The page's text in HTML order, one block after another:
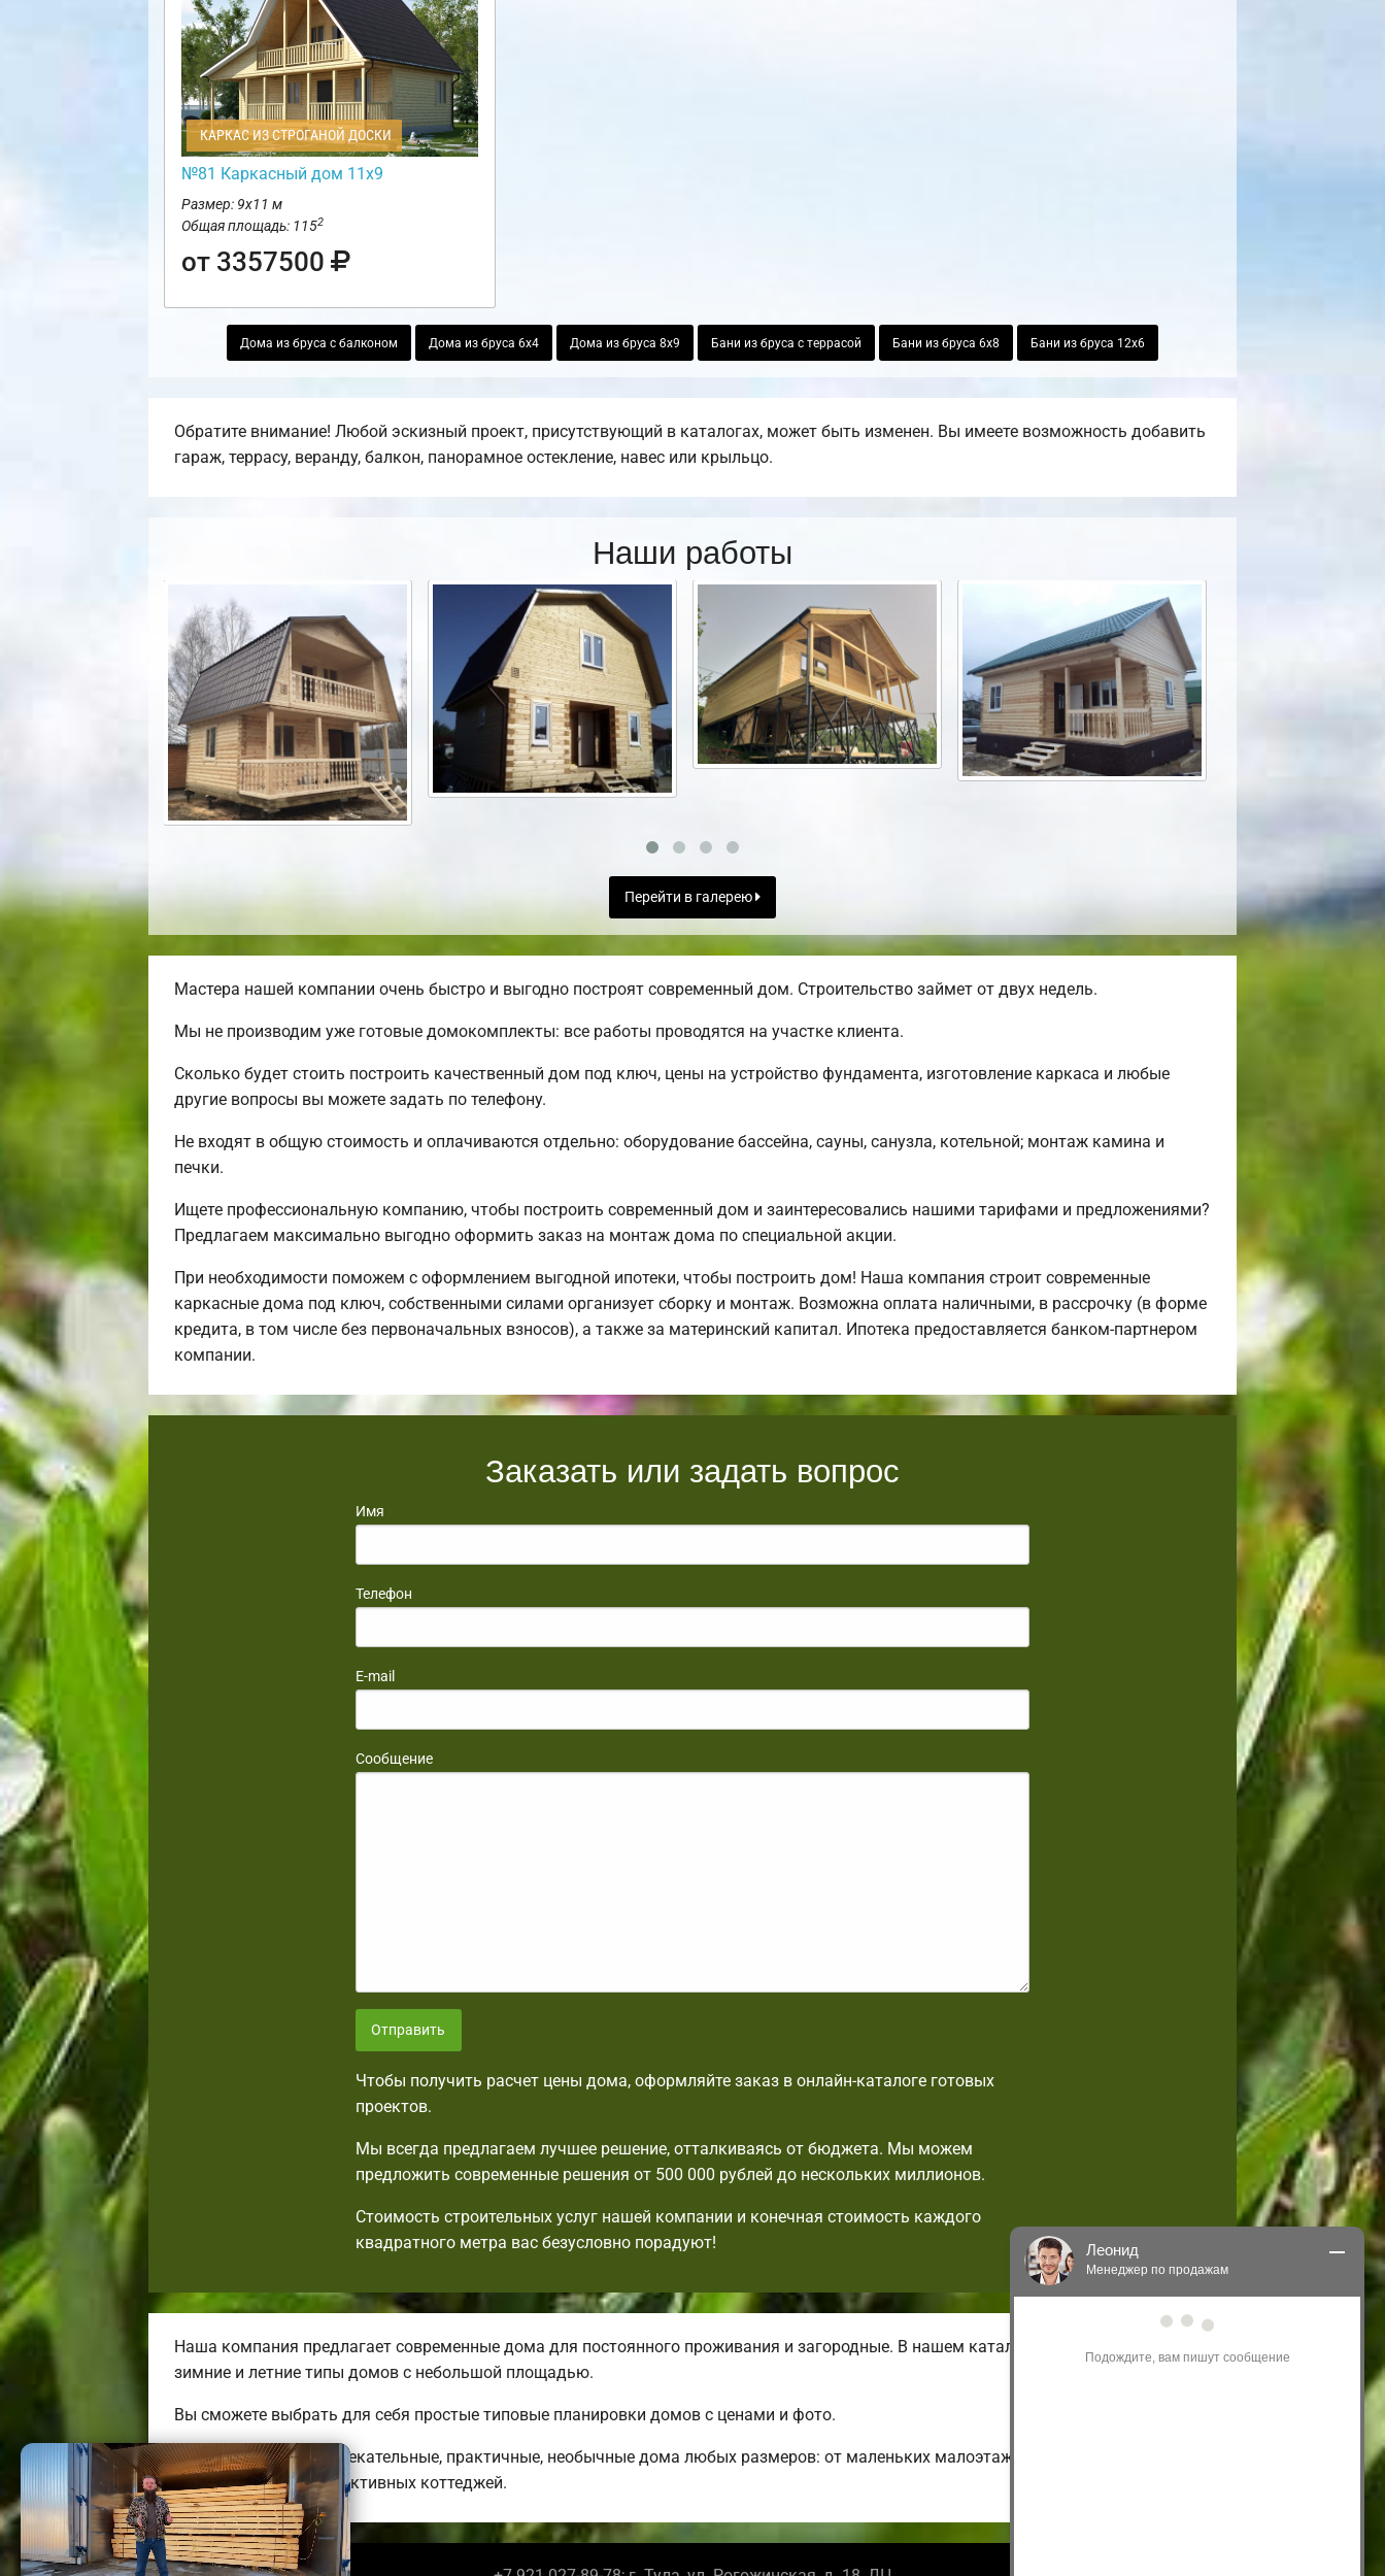
КАРКАС ИЗ СТРОГАНОЙ ДОСКИ
№81 Каркасный дом 11х9
Размер: 9х11 м
Общая площадь: 1152
от 3357500
Дома из бруса с балконом Дома из бруса 6х4 Дома из бруса 8х9 Бани из бруса с террасой Бани из бруса 6х8 Бани из бруса 12х6
Обратите внимание! Любой эскизный проект, присутствующий в каталогах, может быть изменен. Вы имеете возможность добавить
гараж, террасу, веранду, балкон, панорамное остекление, навес или крыльцо.
Наши работы
Перейти в галерею
Мастера нашей компании очень быстро и выгодно построят современный дом. Строительство займет от двух недель.
Мы не производим уже готовые домокомплекты: все работы проводятся на участке клиента.
Сколько будет стоить построить качественный дом под ключ, цены на устройство фундамента, изготовление каркаса и любые
другие вопросы вы можете задать по телефону.
Не входят в общую стоимость и оплачиваются отдельно: оборудование бассейна, сауны, санузла, котельной; монтаж камина и
печки.
Ищете профессиональную компанию, чтобы построить современный дом и заинтересовались нашими тарифами и предложениями?
Предлагаем максимально выгодно оформить заказ на монтаж дома по специальной акции.
При необходимости поможем с оформлением выгодной ипотеки, чтобы построить дом! Наша компания строит современные
каркасные дома под ключ, собственными силами организует сборку и монтаж. Возможна оплата наличными, в рассрочку (в форме
кредита, в том числе без первоначальных взносов), а также за материнский капитал. Ипотека предоставляется банком-партнером
компании.
Заказать или задать вопрос
Имя
Телефон
E-mail
Сообщение
Отправить
Чтобы получить расчет цены дома, оформляйте заказ в онлайн-каталоге готовых
проектов.
Мы всегда предлагаем лучшее решение, отталкиваясь от бюджета. Мы можем
предложить современные решения от 500 000 рублей до нескольких миллионов.
Стоимость строительных услуг нашей компании и конечная стоимость каждого
квадратного метра вас безусловно порадуют!
Наша компания предлагает современные дома для постоянного проживания и загородные. В нашем каталоге вы всегда найдете
зимние и летние типы домов с небольшой площадью.
Вы сможете выбрать для себя простые типовые планировки домов с ценами и фото.
Мы предлагаем привлекательные, практичные, необычные дома любых размеров: от маленьких малоэтажных и дешевых до
огромных энергоэффективных коттеджей.
Леонид
Менеджер по продажам
Здравствуйте! Я могу
акциям и проектам.